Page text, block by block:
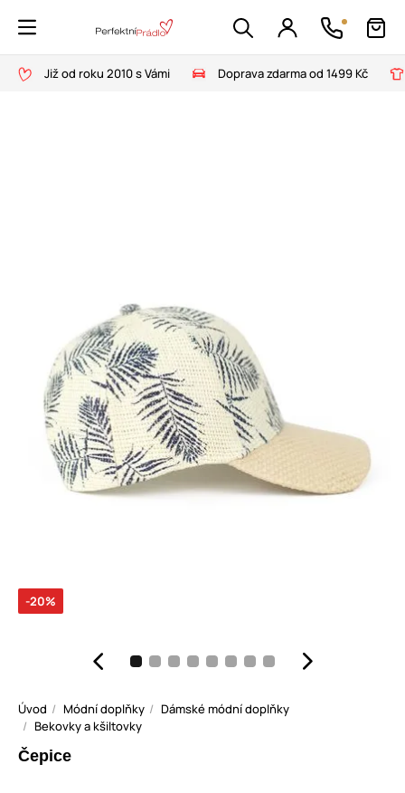
Již od roku 2010 s Vámi Doprava zdarma od 1499 Kč
-20%
Úvod Módní doplňky
Dámské módní doplňky
Bekovky a kšiltovky
Čepice